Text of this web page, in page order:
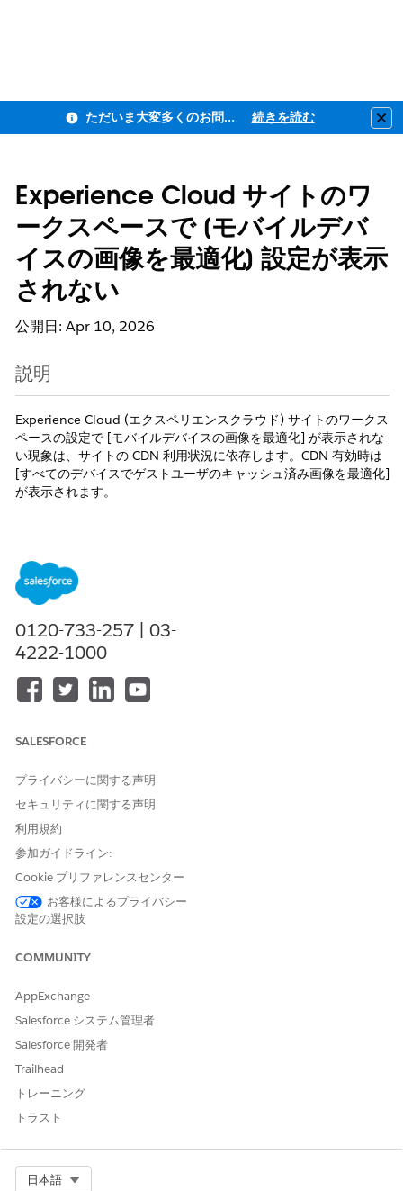
ただいま大変多くのお問い合わせをいただいており、ご連絡までにお時間を頂戴しております 続きを読む
Experience Cloud サイトのワ
ークスペースで [モバイルデバ
イスの画像を最適化] 設定が表示
されない
公開日: Apr 10, 2026
説明
Experience Cloud (エクスペリエンスクラウド) サイトのワークス
ペースの設定で [モバイルデバイスの画像を最適化] が表示されな
い現象は、サイトの CDN 利用状況に依存します。CDN 有効時は
[すべてのデバイスでゲストユーザのキャッシュ済み画像を最適化]
が表示されます。
Experience Cloud サイトでのコンテンツ配信ネットワーク
(CDN) を利用有無によって、ワークスペースの設定に表示される
設定項目が異なります。
ワークスペース設定の確認手順
ックします。
[管理] タイルをクリックし、その次に画面左側の [詳細] を
クリックします。
CDN が有効な場合
ャッシュ済み画像を最適化] が表示されます。
CDN が無効な場合 : [モバイルデバイスの画像を最適化] が
表示されます。
CDN 設定の確認手順
CDN 設定の確認
組織の [設定] | [私のドメイン] の設定で [コンテンツ配信ネ
ットワーク] の [Experience Cloud サイトで拡張ドメイン
が有効になっている場合、デフォルトでコンテンツ配信ネ
ットワーク (CDN) を使用します] の設定を確認してくださ
は、デフォルトで Salesforce CDN が有効になります。
カスタムドメインを使用している場合は、[設定] > [ドメイ
ン] ページでの設定が優先されます。
0120-733-257 | 03-
4222-1000
SALESFORCE
プライバシーに関する声明
セキュリティに関する声明
利用規約
参加ガイドライン:
Cookie プリファレンスセンター
お客様によるプライバシー
設定の選択肢
COMMUNITY
AppExchange
Salesforce システム管理者
Salesforce 開発者
Trailhead
トレーニング
トラスト
日本語